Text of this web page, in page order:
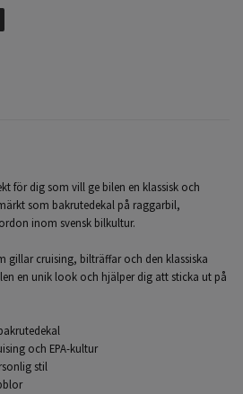
för dig som vill ge bilen en klassisk och
som bakrutedekal på raggarbil,
inom svensk bilkultur.
gillar cruising, bilträffar och den klassiska
en unik look och hjälper dig att sticka ut på
och EPA-kultur
stil